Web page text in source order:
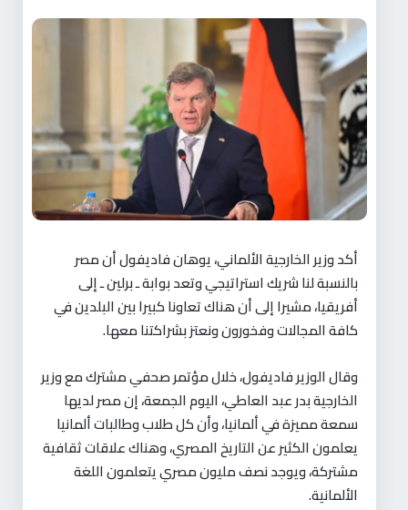
أكد وزير الخارجية الألماني، يوهان فاديفول أن مصر
بالنسبة لنا شريك استراتيجي وتعد بوابة ـ برلين ـ إلى
أفريقيا، مشيرا إلى أن هناك تعاونا كبيرا بين البلدين في
كافة المجالات وفخورون ونعتز بشراكتنا معها.
وقال الوزير فاديفول، خلال مؤتمر صحفي مشترك مع وزير
الخارجية بدر عبد العاطي، اليوم الجمعة، إن مصر لديها
سمعة مميزة في ألمانيا، وأن كل طلاب وطالبات ألمانيا
يعلمون الكثير عن التاريخ المصري، وهناك علاقات ثقافية
مشتركة، ويوجد نصف مليون مصري يتعلمون اللغة
الألمانية.